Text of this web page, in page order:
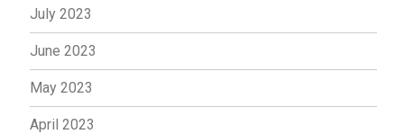
July 2023
June 2023
May 2023
April 2023